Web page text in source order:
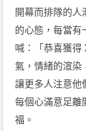
開幕而排隊的人
的心態，每當有
喊：「恭喜獲得
氣，情緒的渲染
讓更多人注意他
每個心滿意足離
福。